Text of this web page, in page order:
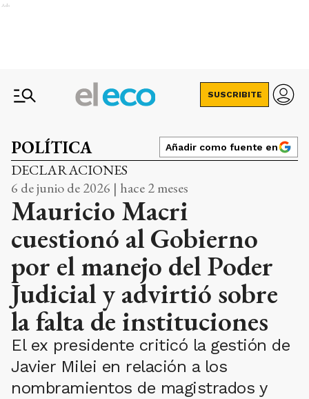
Ads
SUSCRIBITE
POLÍTICA Añadir como fuente en
DECLARACIONES
6 de junio de 2026 | hace 2 meses
Mauricio Macri
cuestionó al Gobierno
por el manejo del Poder
Judicial y advirtió sobre
la falta de instituciones
El ex presidente criticó la gestión de
Javier Milei en relación a los
nombramientos de magistrados y